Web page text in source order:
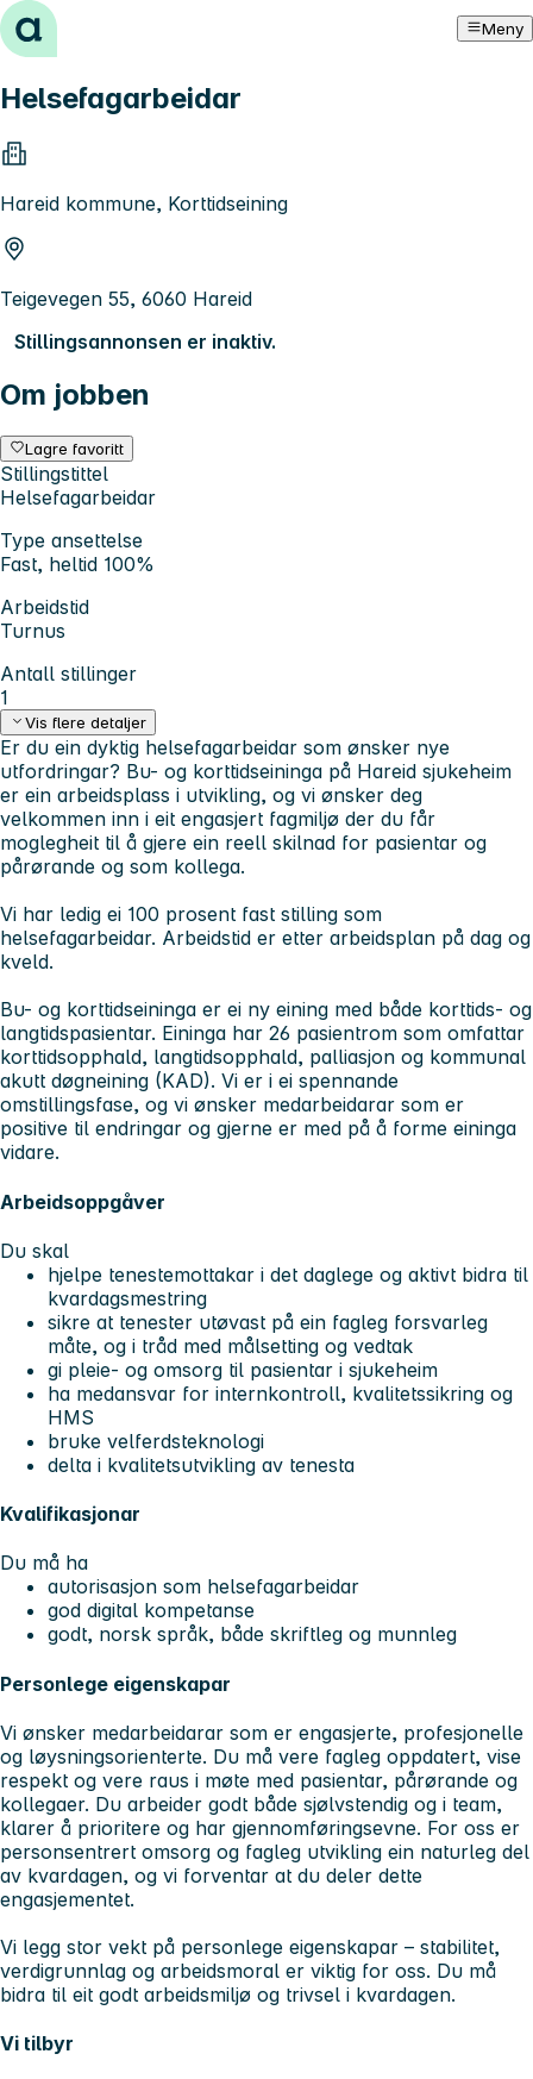
Hopp til innhold Meny
Helsefagarbeidar
Hareid kommune, Korttidseining
Teigevegen 55, 6060 Hareid
Stillingsannonsen er inaktiv.
Om jobben
Lagre favoritt
Stillingstittel
Helsefagarbeidar
Type ansettelse
Fast, heltid 100%
Arbeidstid
Turnus
Antall stillinger
1
Vis flere detaljer
Er du ein dyktig helsefagarbeidar som ønsker nye
utfordringar? Bu- og korttidseininga på Hareid sjukeheim
er ein arbeidsplass i utvikling, og vi ønsker deg
velkommen inn i eit engasjert fagmiljø der du får
moglegheit til å gjere ein reell skilnad for pasientar og
pårørande og som kollega.
Vi har ledig ei 100 prosent fast stilling som
helsefagarbeidar. Arbeidstid er etter arbeidsplan på dag og
kveld.
Bu- og korttidseininga er ei ny eining med både korttids- og
langtidspasientar. Eininga har 26 pasientrom som omfattar
korttidsopphald, langtidsopphald, palliasjon og kommunal
akutt døgneining (KAD). Vi er i ei spennande
omstillingsfase, og vi ønsker medarbeidarar som er
positive til endringar og gjerne er med på å forme eininga
vidare.
Arbeidsoppgåver
Du skal
hjelpe tenestemottakar i det daglege og aktivt bidra til
kvardagsmestring
sikre at tenester utøvast på ein fagleg forsvarleg
måte, og i tråd med målsetting og vedtak
gi pleie- og omsorg til pasientar i sjukeheim
ha medansvar for internkontroll, kvalitetssikring og
HMS
bruke velferdsteknologi
delta i kvalitetsutvikling av tenesta
Kvalifikasjonar
Du må ha
autorisasjon som helsefagarbeidar
god digital kompetanse
godt, norsk språk, både skriftleg og munnleg
Personlege eigenskapar
Vi ønsker medarbeidarar som er engasjerte, profesjonelle
og løysningsorienterte. Du må vere fagleg oppdatert, vise
respekt og vere raus i møte med pasientar, pårørande og
kollegaer. Du arbeider godt både sjølvstendig og i team,
klarer å prioritere og har gjennomføringsevne. For oss er
personsentrert omsorg og fagleg utvikling ein naturleg del
av kvardagen, og vi forventar at du deler dette
engasjementet.
Vi legg stor vekt på personlege eigenskapar – stabilitet,
verdigrunnlag og arbeidsmoral er viktig for oss. Du må
bidra til eit godt arbeidsmiljø og trivsel i kvardagen.
Vi tilbyr